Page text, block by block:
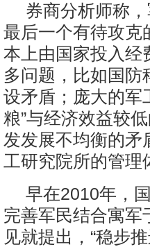
券商分析师称
最后一个有待攻克
本上由国家投入经
多问题，比如国防
设矛盾；庞大的军
粮”与经济效益较
发发展不均衡的矛
工研究院所的管理
早在2010年，
完善军民结合寓军
见就提出，“稳步